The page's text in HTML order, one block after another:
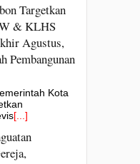
Targetkan
& KLHS
Agustus,
Pembangunan
Kota
[...]